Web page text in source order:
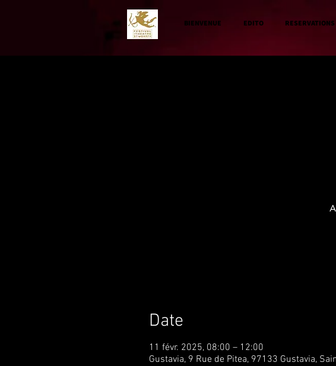
BIENVENUE EDITO RESERVATIONS
Date
11 févr. 2025, 08:00 – 12:00
Gustavia, 9 Rue de Pitea, 97133 Gustavia,